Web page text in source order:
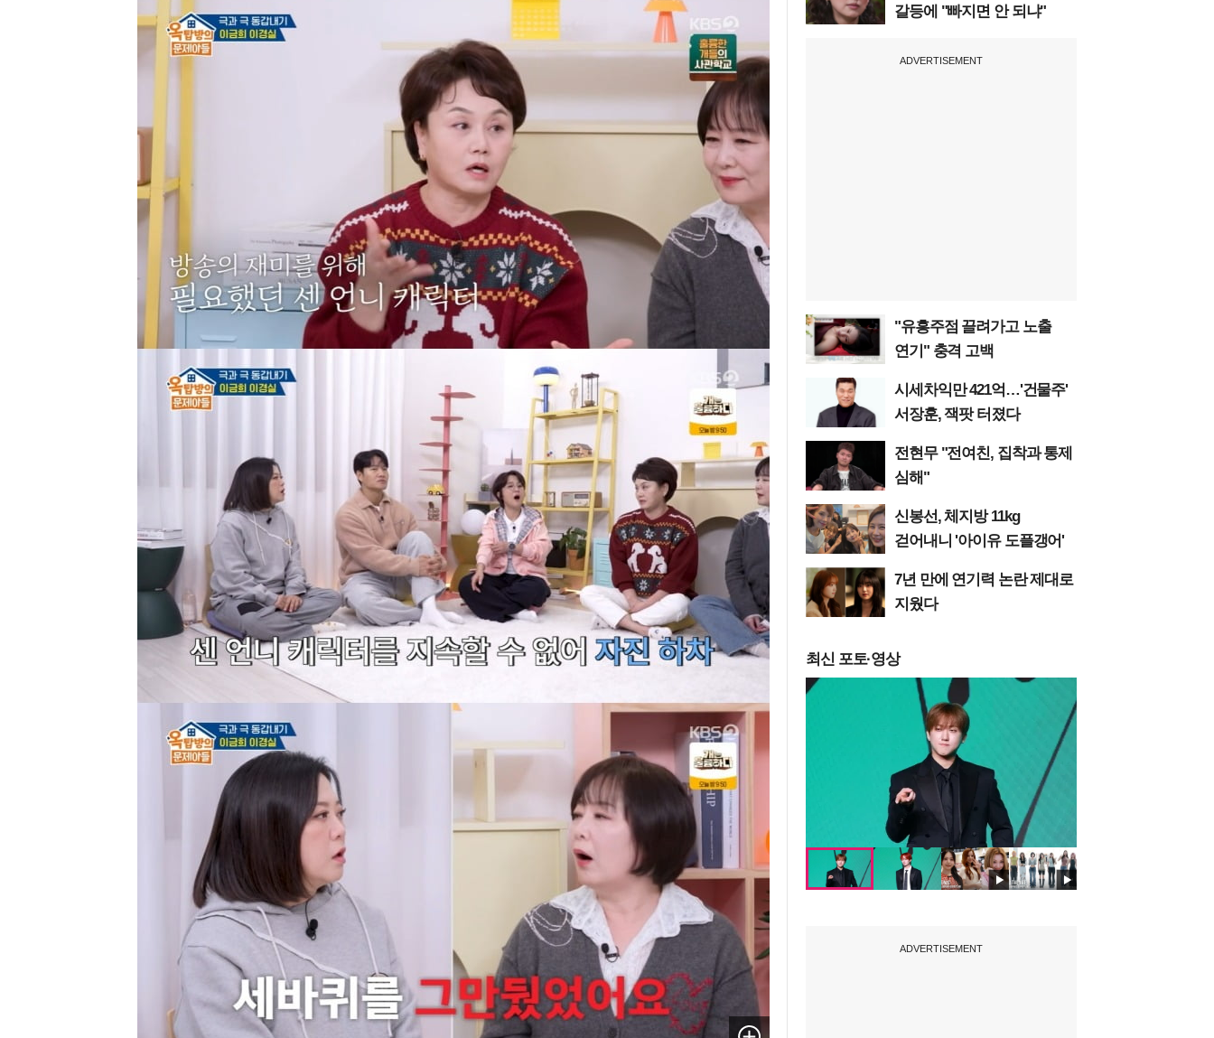
갈등에 "빠지면 안 되냐"
ADVERTISEMENT
"유흥주점 끌려가고 노출
연기" 충격 고백
시세차익만 421억…'건물주'
서장훈, 잭팟 터졌다
전현무 "전여친, 집착과 통제
심해"
신봉선, 체지방 11kg
걷어내니 '아이유 도플갱어'
7년 만에 연기력 논란 제대로
지웠다
최신 포토·영상
ADVERTISEMENT